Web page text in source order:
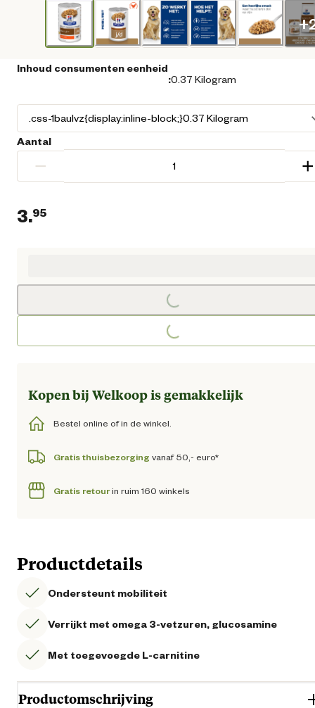
+
Inhoud consumenten eenheid
:0.37 Kilogram
Aantal
− +
3.95
Loading...
Loading...
Kopen bij Welkoop is gemakkelijk
Bestel online of in de winkel.
Gratis thuisbezorging vanaf 50,- euro*
Gratis retourin ruim 160 winkels
Productdetails
Ondersteunt mobiliteit
Verrijkt met omega 3-vetzuren, glucosamine
Met toegevoegde L-carnitine
Productomschrijving